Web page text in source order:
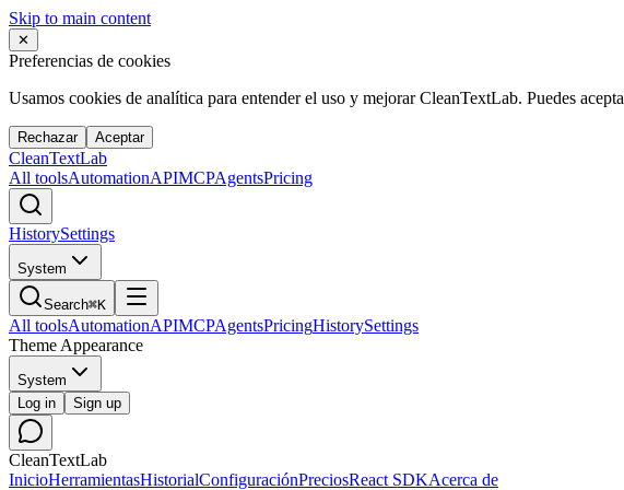
Skip to main content
✕
Preferencias de cookies
Usamos cookies de analítica para entender el uso y mejorar CleanTextLab. Puedes
Rechazar Aceptar
CleanTextLab
All toolsAutomationAPIMCPAgentsPricing
HistorySettings
System
Search⌘K
All toolsAutomationAPIMCPAgentsPricingHistorySettings
Theme Appearance
System
Log in
Sign up
CleanTextLab
InicioHerramientasHistorialConfiguraciónPreciosReact SDKAcerca de